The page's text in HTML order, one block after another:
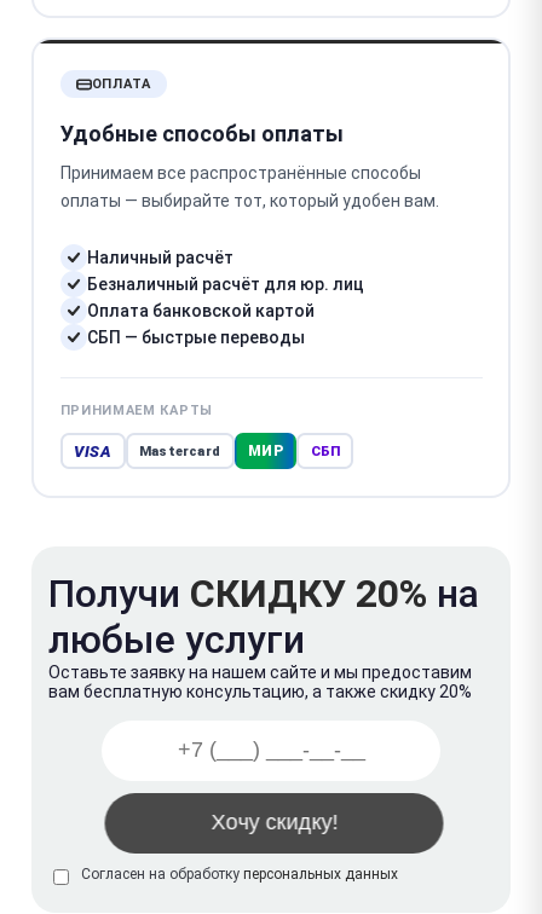
ОПЛАТА
Удобные способы оплаты
Принимаем все распространённые способы
оплаты — выбирайте тот, который удобен вам.
Наличный расчёт
Безналичный расчёт для юр. лиц
Оплата банковской картой
СБП — быстрые переводы
ПРИНИМАЕМ КАРТЫ
VISA Mastercard МИР СБП
Получи СКИДКУ 20% на
любые услуги
Оставьте заявку на нашем сайте и мы предоставим
вам бесплатную консультацию, а также скидку 20%
Согласен на обработку персональных данных